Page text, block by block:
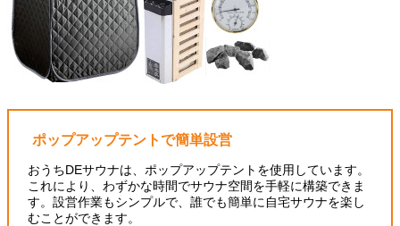
ポップアップテントで簡単設営
おうちDEサウナは、ポップアップテントを使用しています。
これにより、わずかな時間でサウナ空間を手軽に構築できま
す。設営作業もシンプルで、誰でも簡単に自宅サウナを楽し
むことができます。